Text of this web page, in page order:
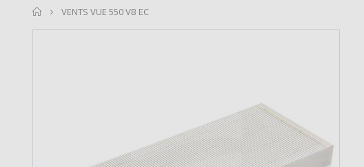
home
VENTS VUE 550 VB EC